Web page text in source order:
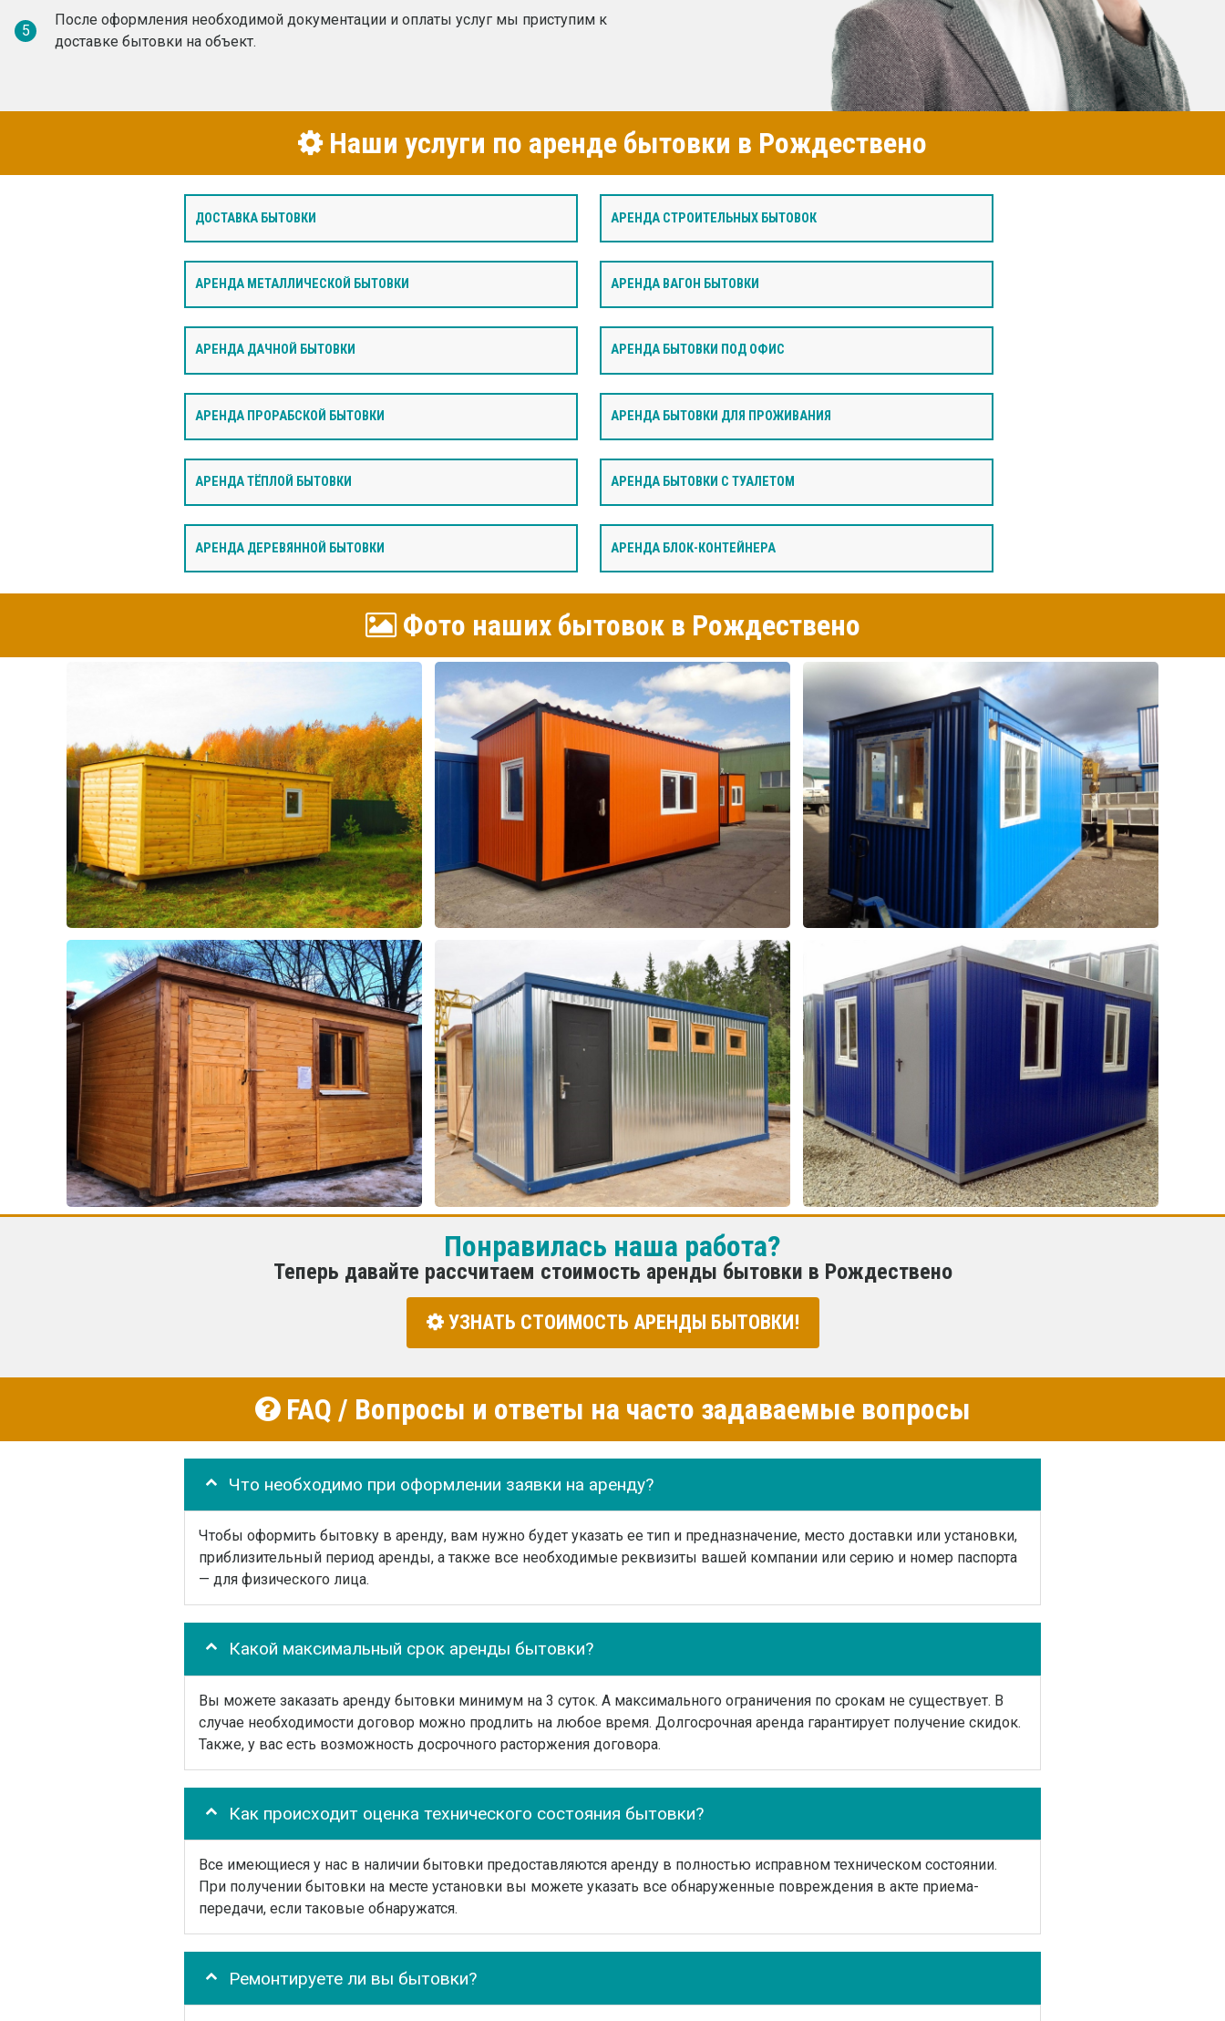
5
После оформления необходимой документации и оплаты услуг мы приступим к
доставке бытовки на объект.
Наши услуги по аренде бытовки в Рождествено
ДОСТАВКА БЫТОВКИ АРЕНДА СТРОИТЕЛЬНЫХ БЫТОВОК
АРЕНДА МЕТАЛЛИЧЕСКОЙ БЫТОВКИ АРЕНДА ВАГОН БЫТОВКИ
АРЕНДА ДАЧНОЙ БЫТОВКИ АРЕНДА БЫТОВКИ ПОД ОФИС
АРЕНДА ПРОРАБСКОЙ БЫТОВКИ АРЕНДА БЫТОВКИ ДЛЯ ПРОЖИВАНИЯ
АРЕНДА ТЁПЛОЙ БЫТОВКИ АРЕНДА БЫТОВКИ С ТУАЛЕТОМ
АРЕНДА ДЕРЕВЯННОЙ БЫТОВКИ АРЕНДА БЛОК-КОНТЕЙНЕРА
Фото наших бытовок в Рождествено
Понравилась наша работа?
Теперь давайте рассчитаем стоимость аренды бытовки в Рождествено
УЗНАТЬ СТОИМОСТЬ АРЕНДЫ БЫТОВКИ!
FAQ / Вопросы и ответы на часто задаваемые вопросы
Что необходимо при оформлении заявки на аренду?
Чтобы оформить бытовку в аренду, вам нужно будет указать ее тип и предназначение, место доставки или установки,
приблизительный период аренды, а также все необходимые реквизиты вашей компании или серию и номер паспорта
— для физического лица.
Какой максимальный срок аренды бытовки?
Вы можете заказать аренду бытовки минимум на 3 суток. А максимального ограничения по срокам не существует. В
случае необходимости договор можно продлить на любое время. Долгосрочная аренда гарантирует получение скидок.
Также, у вас есть возможность досрочного расторжения договора.
Как происходит оценка технического состояния бытовки?
Все имеющиеся у нас в наличии бытовки предоставляются аренду в полностью исправном техническом состоянии.
При получении бытовки на месте установки вы можете указать все обнаруженные повреждения в акте приема-
передачи, если таковые обнаружатся.
Ремонтируете ли вы бытовки?